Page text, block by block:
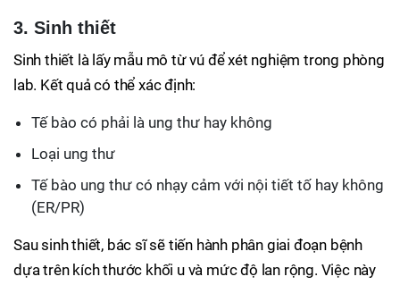
3. Sinh thiết
Sinh thiết là lấy mẫu mô từ vú để xét nghiệm trong phòng
lab. Kết quả có thể xác định:
Tế bào có phải là ung thư hay không
Loại ung thư
Tế bào ung thư có nhạy cảm với nội tiết tố hay không
(ER/PR)
Sau sinh thiết, bác sĩ sẽ tiến hành phân giai đoạn bệnh
dựa trên kích thước khối u và mức độ lan rộng. Việc này